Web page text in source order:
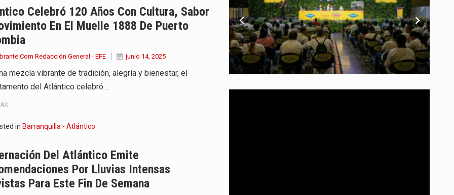
selección editorial para este…
Celebró 120 Años Con Cultura, Sabor
En El Muelle 1888 De Puerto
Redacción General - EFE junio 14, 2025
mezcla vibrante de tradición, alegría y bienestar, el
del Atlántico celebró…
in Barranquilla - Atlántico
Del Atlántico Emite
Por Lluvias Intensas
Para Este Fin De Semana